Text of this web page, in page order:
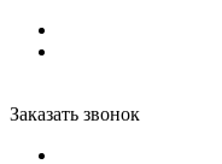
Заказать звонок